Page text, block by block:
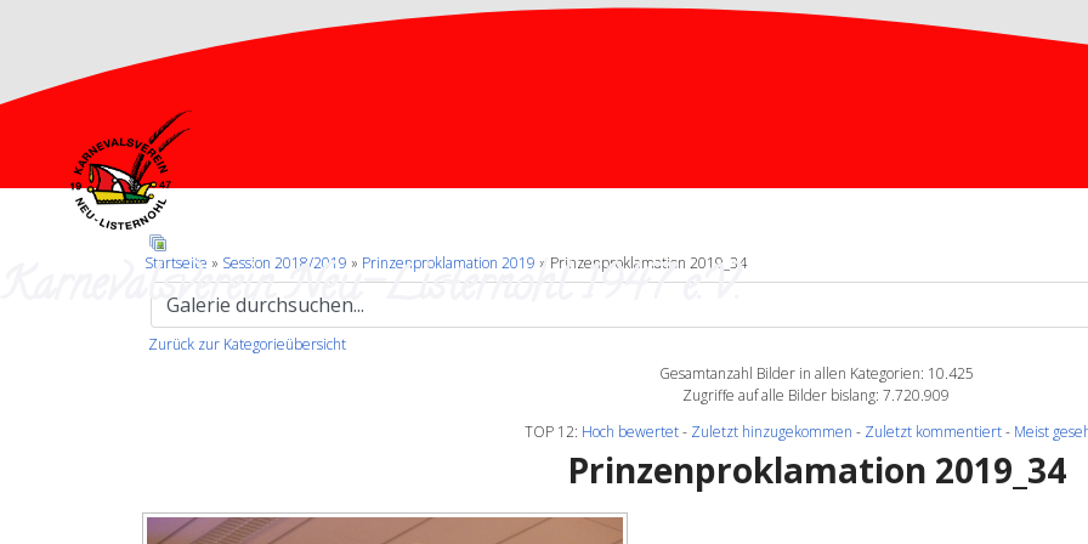
Karnevalsverein Neu-Listernohl 1947 e.V.
Startseite » Session 2018/2019 » Prinzenproklamation 2019 » Prinzenproklamation 2019_34
Zurück zur Kategorieübersicht
Gesamtanzahl Bilder in allen Kategorien: 10.425
Zugriffe auf alle Bilder bislang: 7.720.909
TOP 12: Hoch bewertet- Zuletzt hinzugekommen - Zuletzt kommentiert- Meist
Prinzenproklamation 2019_34